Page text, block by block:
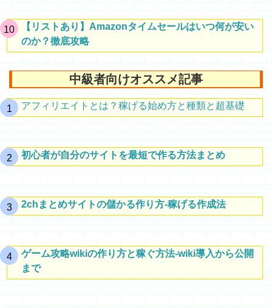
【リストあり】Amazonタイムセールはいつ何が安い
のか？徹底攻略
中級者向けオススメ記事
アフィリエイトとは？稼げる始め方と種類と超基礎
初心者が自分のサイトを最短で作る方法まとめ
2chまとめサイトの儲かる作り方-稼げる作成法
ゲーム攻略wikiの作り方と稼ぐ方法-wiki導入から公開
まで